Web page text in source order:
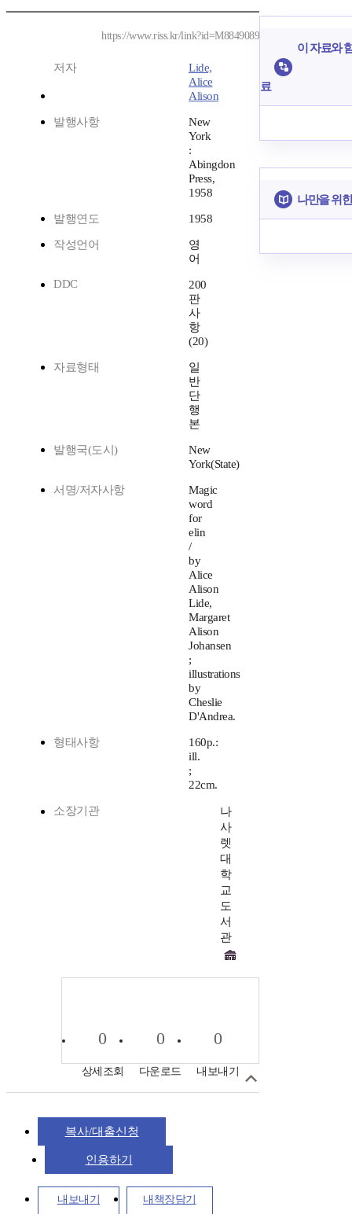
https://www.riss.kr/link?id=M8849089
저자
Lide,
Alice
Alison
발행사항
New
York
:
Abingdon
Press,
1958
발행연도 1958
작성언어
영
어
DDC
200
판
사
항
(20)
자료형태
일
반
단
행
본
발행국(도시)
New
York(State)
서명/저자사항
Magic
word
for
elin
/
by
Alice
Alison
Lide,
Margaret
Alison
Johansen
;
illustrations
by
Cheslie
D'Andrea.
형태사항
160p.:
ill.
;
22cm.
소장기관
나
사
렛
대
학
교
도
서
관
0
상세조회
0
다운로드
0
내보내기
복사/대출신청
인용하기
내보내기 내책장담기
이 자료와
료
나만을 위